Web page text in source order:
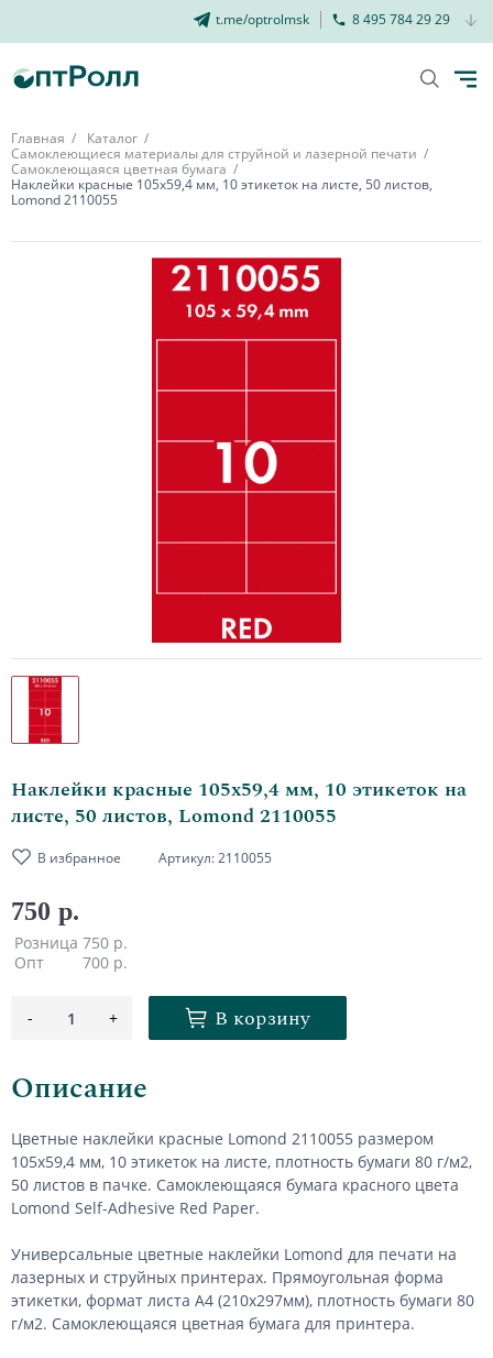
t.me/optrolmsk 8 495 784 29 29
Главная
Каталог
Самоклеющиеся материалы для струйной и лазерной печати
Самоклеющаяся цветная бумага
Наклейки красные 105х59,4 мм, 10 этикеток на листе, 50 листов,
Lomond 2110055
Наклейки красные 105х59,4 мм, 10 этикеток на
листе, 50 листов, Lomond 2110055
В избранное Артикул:2110055
750 р.
Розница 750 р.
Опт
700 р.
- 1 + В корзину
Описание
Цветные наклейки красные Lomond 2110055 размером
105х59,4 мм, 10 этикеток на листе, плотность бумаги 80 г/м2,
50 листов в пачке. Самоклеющаяся бумага красного цвета
Lomond Self-Adhesive Red Paper.
Универсальные цветные наклейки Lomond для печати на
лазерных и струйных принтерах. Прямоугольная форма
этикетки, формат листа А4 (210х297мм), плотность бумаги 80
г/м2. Самоклеющаяся цветная бумага для принтера.